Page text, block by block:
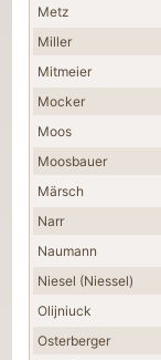
Metz
Miller
Mitmeier
Mocker
Moos
Moosbauer
Märsch
Narr
Naumann
Niesel (Niessel)
Olijniuck
Osterberger